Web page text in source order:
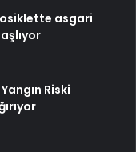
asgari
Riski